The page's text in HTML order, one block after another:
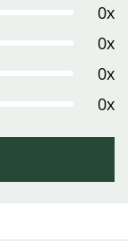
0x
0x
0x
0x